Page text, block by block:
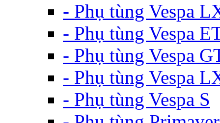
- Phụ tùng Vespa
- Phụ tùng Vespa
- Phụ tùng Vespa
- Phụ tùng Vespa
- Phụ tùng Vespa S